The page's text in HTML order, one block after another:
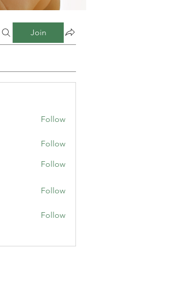
Join
Follow
Follow
Follow
Follow
Follow